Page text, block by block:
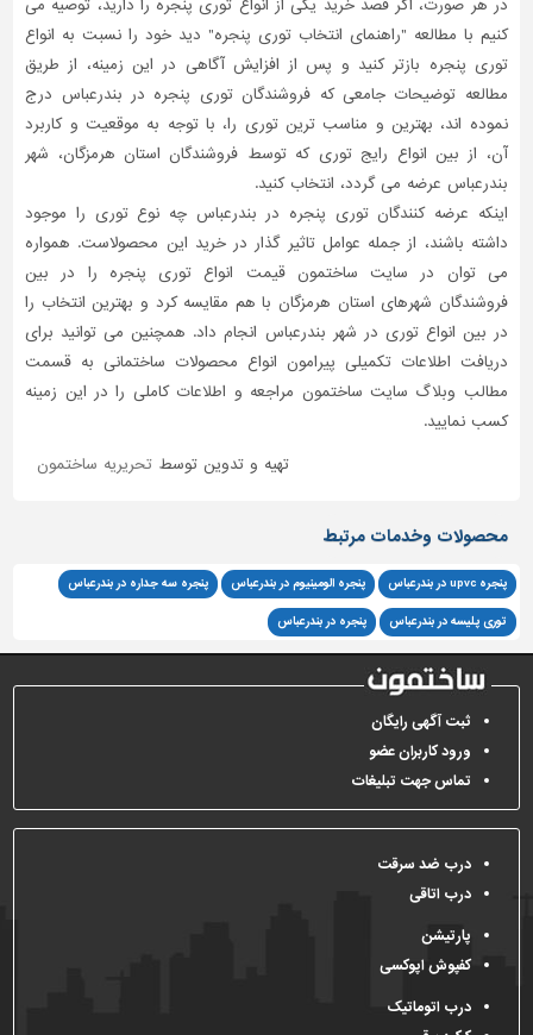
در هر صورت، اگر قصد خرید یکی از انواع توری پنجره را دارید، توصیه می
کنیم با مطالعه "راهنمای انتخاب توری پنجره" دید خود را نسبت به انواع
توری پنجره بازتر کنید و پس از افزایش آگاهی در این زمینه، از طریق
مطالعه توضیحات جامعی که فروشندگان توری پنجره در بندرعباس درج
نموده اند، بهترین و مناسب ترین توری را، با توجه به موقعیت و کاربرد
آن، از بین انواع رایج توری که توسط فروشندگان استان هرمزگان، شهر
بندرعباس عرضه می گردد، انتخاب کنید.
اینکه عرضه کنندگان توری پنجره در بندرعباس چه نوع توری را موجود
داشته باشند، از جمله عوامل تاثیر گذار در خرید این محصولاست. همواره
می توان در سایت ساختمون قیمت انواع توری پنجره را در بین
فروشندگان شهرهای استان هرمزگان با هم مقایسه کرد و بهترین انتخاب را
در بین انواع توری در شهر بندرعباس انجام داد. همچنین می توانید برای
دریافت اطلاعات تکمیلی پیرامون انواع محصولات ساختمانی به قسمت
مطالب وبلاگ سایت ساختمون مراجعه و اطلاعات کاملی را در این زمینه
کسب نمایید.
تهیه و تدوین توسط تحریریه ساختمون
محصولات وخدمات مرتبط
پنجره upvc در بندرعباس پنجره الومینیوم در بندرعباس پنجره سه جداره در بندرعباس
توری پلیسه در بندرعباس پنجره در بندرعباس
ثبت آگهی رایگان
ورود کاربران عضو
تماس جهت تبلیغات
درب ضد سرقت
درب اتاقی
پارتیشن
کفپوش اپوکسی
درب اتوماتیک